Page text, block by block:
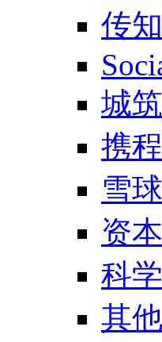
传
城筑
携
雪
资
科
其他